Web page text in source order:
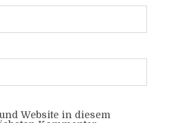
Website in diesem